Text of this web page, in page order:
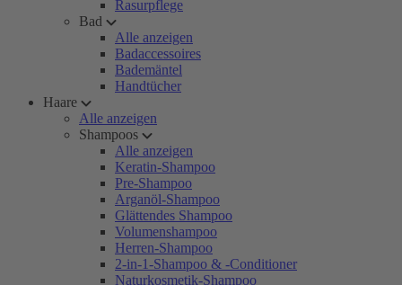
Rasurpflege
Bad
Alle anzeigen
Badaccessoires
Bademäntel
Handtücher
Haare
Alle anzeigen
Shampoos
Alle anzeigen
Keratin-Shampoo
Pre-Shampoo
Arganöl-Shampoo
Glättendes Shampoo
Volumenshampoo
Herren-Shampoo
2-in-1-Shampoo & -Conditioner
Naturkosmetik-Shampoo